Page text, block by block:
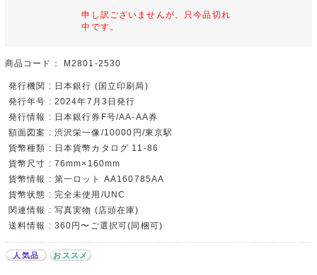
申し訳ございませんが、只今品切れ
中です。
商品コード： M2801-2530
発行機関 : 日本銀行 (国立印刷局)
発行年号 : 2024年7月3日発行
発行情報 : 日本銀行券F号/AA-AA券
額面図案 : 渋沢栄一像/10000円/東京駅
貨幣種類 : 日本貨幣カタログ 11-86
貨幣尺寸 : 76mm×160mm
貨幣情報 : 第一ロット AA160785AA
貨幣状態 : 完全未使用/UNC
関連情報 : 写真実物 (店頭在庫)
送料情報 : 360円〜ご選択可(同梱可)
人気品 おススメ